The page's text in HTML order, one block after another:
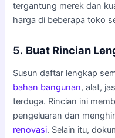
tergantung merek dan
harga di beberapa toko
5. Buat Rincian
Susun daftar lengkap
bahan bangunan, alat,
terduga. Rincian ini
pengeluaran dan
renovasi. Selain itu,